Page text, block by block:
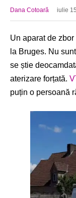
Dana Cotoară iulie
Un aparat de
la Bruges. Nu
se știe
aterizare forțată.
puțin o persoană